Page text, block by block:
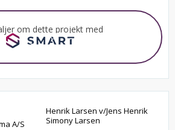
om dette projekt med
A/S
Henrik Larsen v/Jens Henrik
Simony Larsen